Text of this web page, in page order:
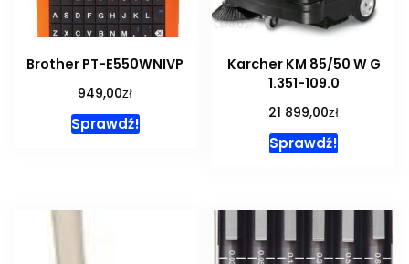
Brother PT-E550WNIVP
949,00zł
Sprawdź!
Karcher KM 85/50 W G
1.351-109.0
21 899,00zł
Sprawdź!